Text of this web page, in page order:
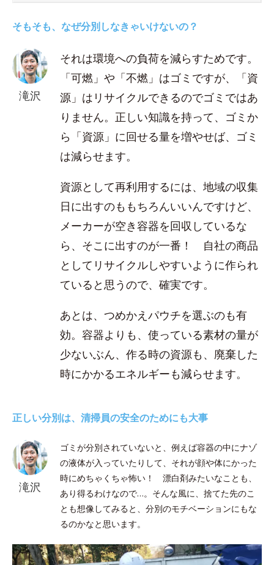
そもそも、なぜ分別しなきゃいけないの？
滝沢
それは環境への負荷を減らすためです。
「可燃」や「不燃」はゴミですが、「資
源」はリサイクルできるのでゴミではあ
りません。正しい知識を持って、ゴミか
ら「資源」に回せる量を増やせば、ゴミ
は減らせます。
資源として再利用するには、地域の収集
日に出すのももちろんいいんですけど、
メーカーが空き容器を回収しているな
ら、そこに出すのが一番！ 自社の商品
としてリサイクルしやすいように作られ
ていると思うので、確実です。
あとは、つめかえパウチを選ぶのも有
効。容器よりも、使っている素材の量が
少ないぶん、作る時の資源も、廃棄した
時にかかるエネルギーも減らせます。
正しい分別は、清掃員の安全のためにも大事
滝沢
ゴミが分別されていないと、例えば容器の中にナゾ
の液体が入っていたりして、それが顔や体にかった
時にめちゃくちゃ怖い！ 漂白剤みたいなことも、
あり得るわけなので…。そんな風に、捨てた先のこ
とも想像してみると、分別のモチベーションにもな
るのかなと思います。